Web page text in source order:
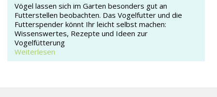
Vögel lassen sich im Garten besonders gut an
Futterstellen beobachten. Das Vogelfutter und die
Futterspender könnt Ihr leicht selbst machen:
Wissenswertes, Rezepte und Ideen zur
Vogelfütterung
Weiterlesen